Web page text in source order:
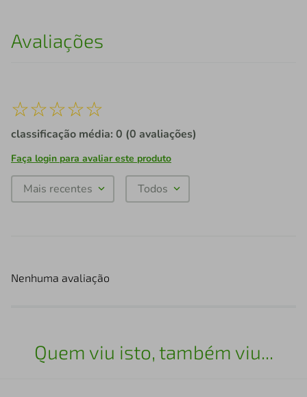
Avaliações
☆☆☆☆☆
classificação média: 0 (0 avaliações)
Faça login para avaliar este produto
Mais recentes Todos
Nenhuma avaliação
Quem viu isto, também viu...